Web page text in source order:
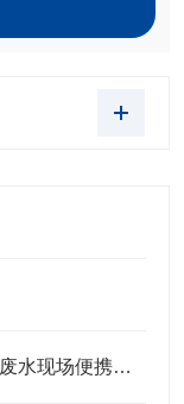
铅镉铜镍重金属水质检测仪 电镀化工废水现场便携快检设备